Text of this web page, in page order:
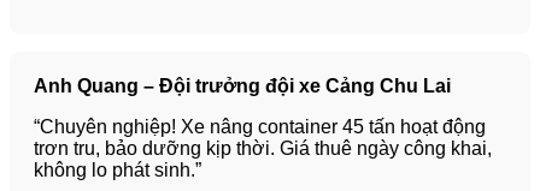
Anh Quang – Đội trưởng đội xe Cảng Chu Lai
“Chuyên nghiệp! Xe nâng container 45 tấn hoạt động
trơn tru, bảo dưỡng kịp thời. Giá thuê ngày công khai,
không lo phát sinh.”